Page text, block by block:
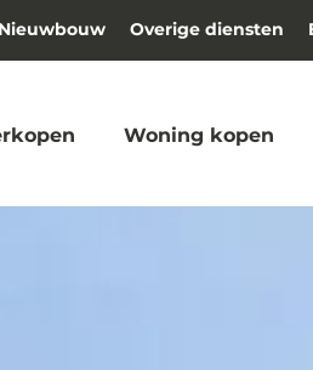
Nieuwbouw Overige diensten
Woning kopen